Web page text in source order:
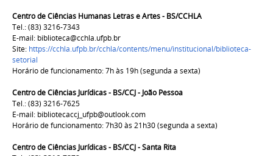
Centro de Ciências Humanas Letras e Artes - BS/CCHLA
Tel.: (83) 3216-7343
E-mail: biblioteca@cchla.ufpb.br
Site: https://cchla.ufpb.br/cchla/contents/menu/institucional/biblioteca-
setorial
Horário de funcionamento: 7h às 19h (segunda a sexta)
Centro de Ciências Jurídicas - BS/CCJ - João Pessoa
Tel.: (83) 3216-7625
E-mail: bibliotecaccj_ufpb@outlook.com
Horário de funcionamento: 7h30 às 21h30 (segunda a sexta)
Centro de Ciências Jurídicas - BS/CCJ - Santa Rita